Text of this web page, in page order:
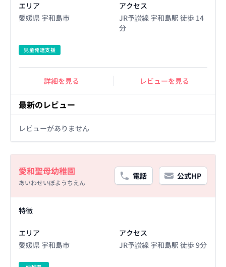
エリア
愛媛県 宇和島市
アクセス
JR予讃線 宇和島駅 徒歩 14
分
児童発達支援
詳細を見る レビューを見る
最新のレビュー
レビューがありません
愛和聖母幼稚園
あいわせいぼようちえん
電話 公式HP
特徴
エリア
愛媛県 宇和島市
アクセス
JR予讃線 宇和島駅 徒歩 9分